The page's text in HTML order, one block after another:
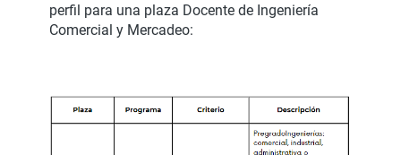
perfil para una plaza Docente de Ingeniería
Comercial y Mercadeo: